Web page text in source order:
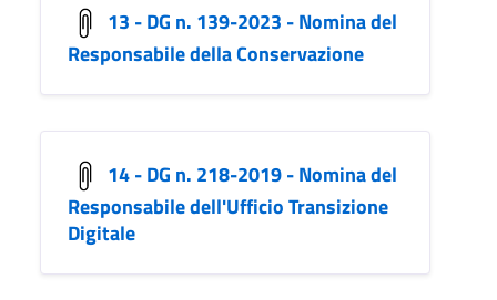
13 - DG n. 139-2023 - Nomina del
Responsabile della Conservazione
14 - DG n. 218-2019 - Nomina del
Responsabile dell'Ufficio Transizione
Digitale